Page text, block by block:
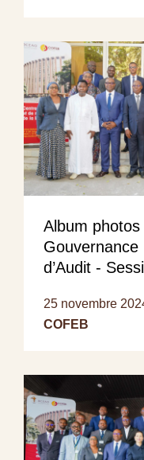
Album
d’Audit -
25 novembre
COFEB